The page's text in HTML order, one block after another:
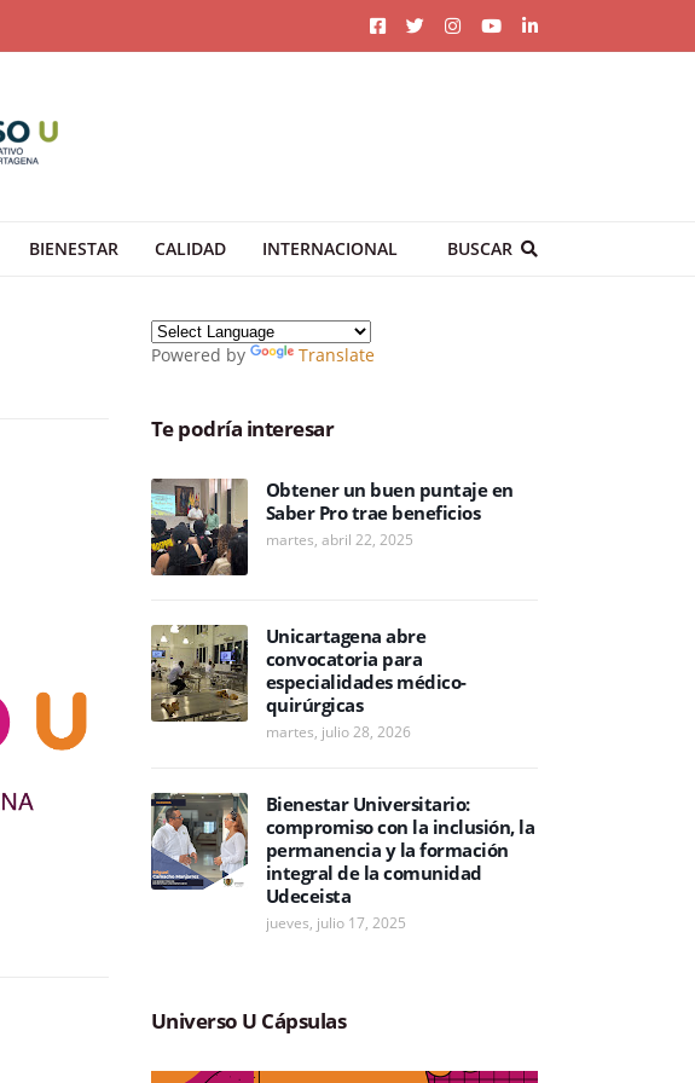
BIENESTAR CALIDAD INTERNACIONAL BUSCAR
Powered by Translate
Te podría interesar
Obtener un buen puntaje en
Saber Pro trae beneficios
martes, abril 22, 2025
Unicartagena abre
convocatoria para
especialidades médico-
quirúrgicas
martes, julio 28, 2026
Bienestar Universitario:
compromiso con la inclusión, la
permanencia y la formación
integral de la comunidad
Udeceista
jueves, julio 17, 2025
Universo U Cápsulas